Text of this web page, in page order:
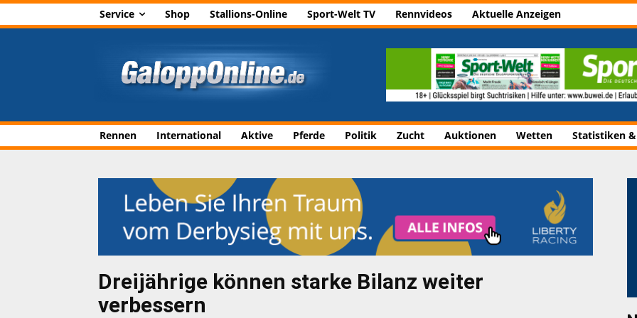
Service Shop Stallions-Online Sport-Welt TV Rennvideos Aktuelle Anzeigen
Rennen International Aktive Pferde Politik Zucht Auktionen Wetten Statistiken
Dreijährige können starke Bilanz weiter
verbessern